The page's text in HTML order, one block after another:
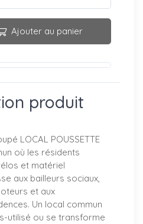
Ajouter au panier
produit
LOCAL POUSSETTE
où les résidents
et matériel
aux bailleurs sociaux,
et aux
Un local commun
utilisé ou se transforme